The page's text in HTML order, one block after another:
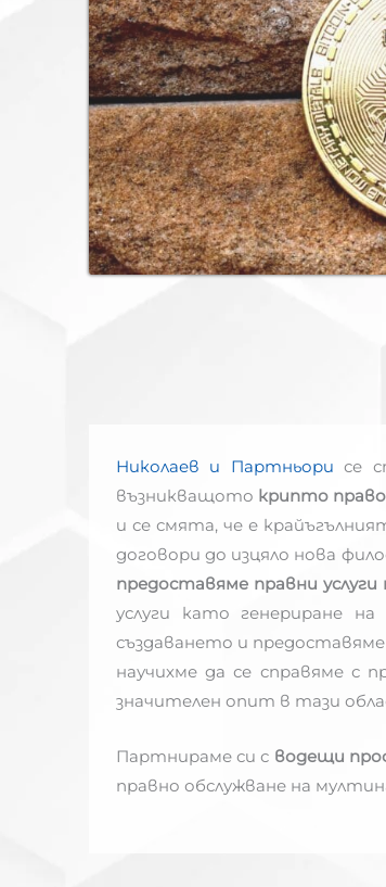
Николаев и Партньори се
възникващото крипто право
и се смята, че е
договори до изцяло нова
предоставяме правни
услуги като генериране
създаването и
научихме да се справяме с
значителен опит в тази
Партнираме си с водещи
правно обслужване на